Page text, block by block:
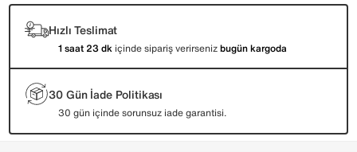
Hızlı Teslimat
1 saat 23 dk içinde sipariş verirsenizbugün kargoda
30 Gün İade Politikası
30 gün içinde sorunsuz iade garantisi.